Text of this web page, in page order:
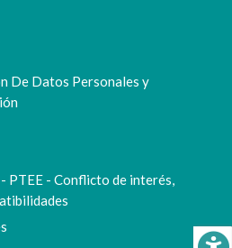
De Datos Personales y
PTEE - Conflicto de interés,